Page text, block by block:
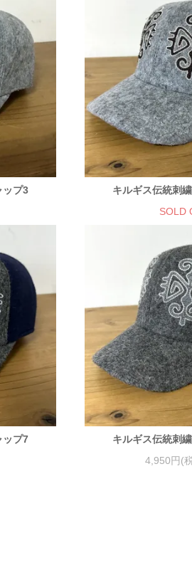
ップ3
キルギス伝統刺
SOLD
ップ7
キルギス伝統刺
4,950円(